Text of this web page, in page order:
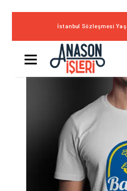
İstanbul Sözleşmesi